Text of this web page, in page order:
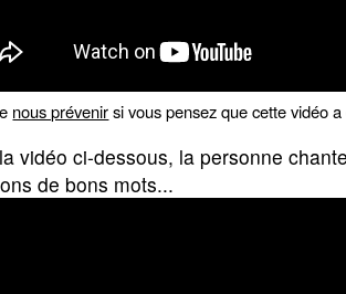
nous prévenirsi vous pensez que cette vidéo
vidéo ci-dessous, la personne
de bons mots...